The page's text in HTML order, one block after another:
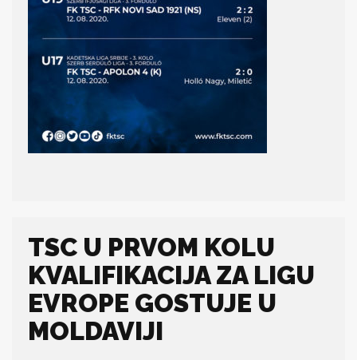
TSC U PRVOM KOLU
KVALIFIKACIJA ZA LIGU
EVROPE GOSTUJE U
MOLDAVIJI